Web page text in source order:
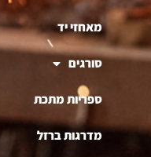
מאחזי יד
סורגים
ספריות מתכת
מדרגות ברזל